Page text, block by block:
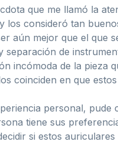
que me llamó la
los consideró tan
aún mejor que el que
separación de
incómoda de la pieza
coinciden en que
personal,
tiene sus
si estos